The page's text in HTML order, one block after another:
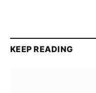
KEEP READING